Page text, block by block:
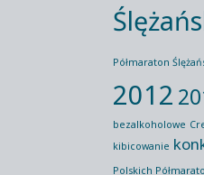
Półmaraton
2012
bezalkoholowe
kibicowanie
Polskich